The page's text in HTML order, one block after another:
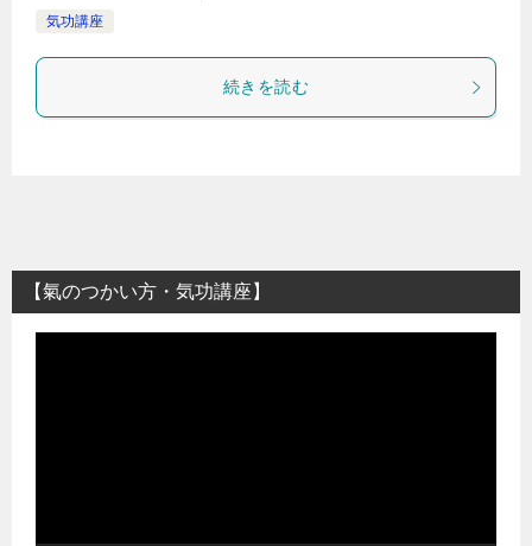
気功講座
続きを読む
【氣のつかい方・気功講座】